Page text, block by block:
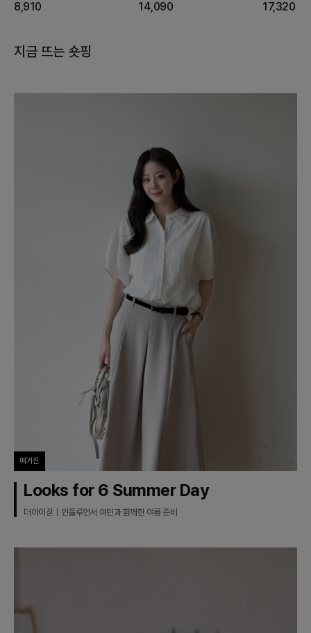
251,280 46,920
78,030
8,910 14,090 17,320
지금 뜨는 숏핑
매거진
Looks for 6 Summer Day
더아이잗｜인플루언서 여민과 함께한 여름 준비